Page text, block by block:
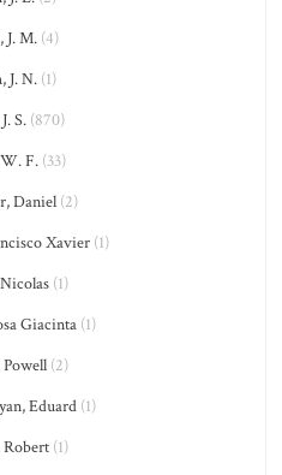
J. M. (4)
J. N. (1)
S.(870)
F. (33)
Daniel(2)
Xavier(1)
(1)
Giacinta (1)
Powell(2)
Eduard(1)
Robert (1)